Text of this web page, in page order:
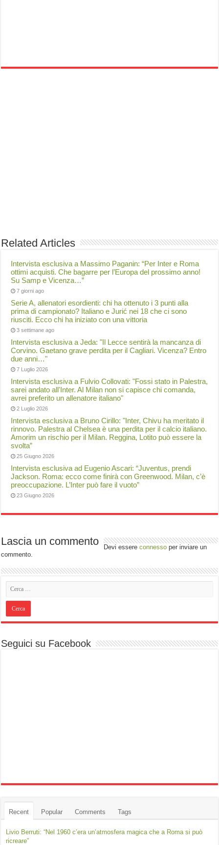
Related Articles
Intervista esclusiva a Massimo Paganin: “Per Inter e Roma
ottimi acquisti. Che bagarre per l’Europa del prossimo anno!
Su Samp e Vicenza…”
7 giorni ago
Serie A, allenatori esordienti: chi ha ottenuto i 3 punti alla
prima di campionato? Italiano e Jurić nei 18 che ci sono
riusciti. Ecco chi ha iniziato con una vittoria
3 settimane ago
Intervista esclusiva a Jeda: "Il Lecce sentirà la mancanza di
Corvino. Gaetano grave perdita per il Cagliari. Vicenza? Entro
due anni…"
7 Luglio 2026
Intervista esclusiva a Fulvio Collovati: "Fossi stato in Palestra,
sarei andato all'Inter. Al Milan non si capisce chi comanda,
avrei preferito un allenatore italiano"
2 Luglio 2026
Intervista esclusiva a Bruno Cirillo: "Inter, Chivu ha meritato il
rinnovo. Palestra al Chelsea è una perdita per il calcio italiano.
Amorim un rischio per il Milan. Reggina, Lotito può essere la
svolta”
25 Giugno 2026
Intervista esclusiva ad Eugenio Ascari: “Juventus, prendi
Jackson. Roma: ecco come finirà con Greenwood. Milan, c’è
preoccupazione. L’Inter può fare il vuoto”
23 Giugno 2026
Lascia un commento Devi essereconnesso per inviare un
commento.
Seguici su Facebook
Recent Popular Comments Tags
Livio Berruti: “Nel 1960 c’era un’atmosfera magica che a Roma si può
ricreare”